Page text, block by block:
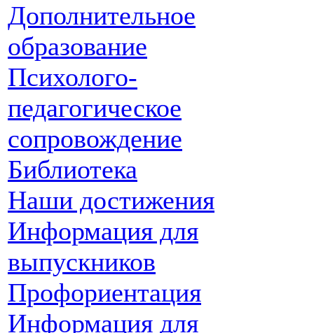
Дополнительное
образование
Психолого-
педагогическое
сопровождение
Библиотека
Наши достижения
Информация для
выпускников
Профориентация
Информация для